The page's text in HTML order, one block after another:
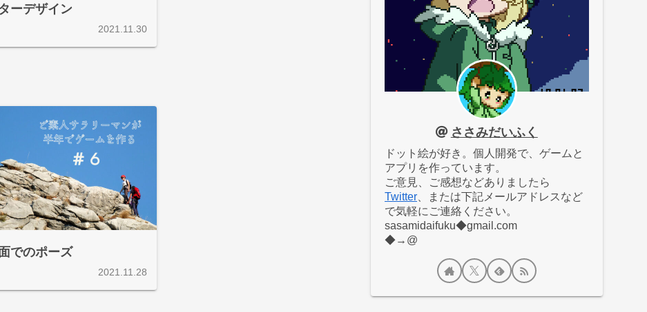
ーデザイン
2021.11.30
でのポーズ
2021.11.28
ささみだいふく
ドット絵が好き。個人開発で、ゲームと
アプリを作っています。
ご意見、ご感想などありましたら
Twitter 、または下記メールアドレスなど
で気軽にご連絡ください。
sasamidaifuku◆gmail.com
◆→@